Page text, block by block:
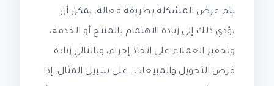
يتم عرض المشكلة بطريقة فعالة، يمكن أن
يؤدي ذلك إلى زيادة الاهتمام بالمنتج أو الخدمة،
وتحفيز العملاء على اتخاذ إجراء، وبالتالي زيادة
فرص التحويل والمبيعات. على سبيل المثال، إذا